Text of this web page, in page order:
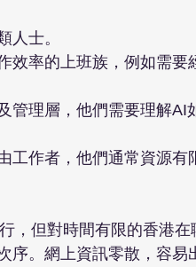
人士。
效率的上班族，例如需
管理層，他們需要理解
工作者，他們通常資源
，但對時間有限的香港
序。網上資訊零散，容